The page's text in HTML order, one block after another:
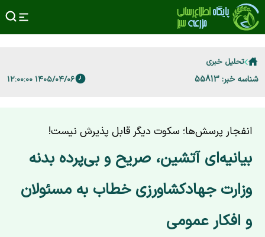
تحلیل خبری
شناسه خبر: 55813 ۱۴۰۵/۰۴/۰۶ ۱۲:۰۰:۰۰
‌انفجار پرسش‌ها؛ سکوت دیگر قابل پذیرش نیست!‌
‌بیانیه‌ای آتشین، صریح و بی‌پرده بدنه
وزارت جهادکشاورزی خطاب به مسئولان
و افکار عمومی‌